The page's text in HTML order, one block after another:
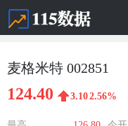
麦格米特 002851
124.40 3.102.56%